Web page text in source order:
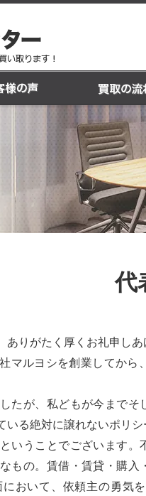
代
りがたく厚くお礼申しあ
マルヨシを創業してから
たが、私どもが今までそ
る絶対に譲れないポリシ
いうことでございます。
もの。賃借・賃貸・購入
おいて、依頼主の勇気